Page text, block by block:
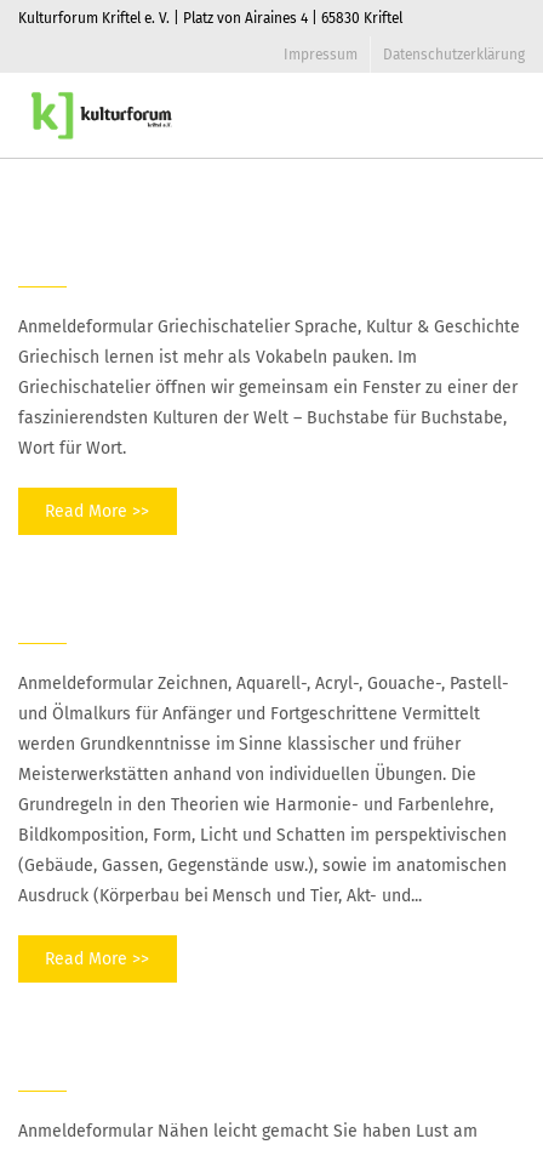
Kulturforum Kriftel e. V. | Platz von Airaines 4 | 65830 Kriftel
Impressum Datenschutzerklärung
Anmeldeformular Griechischatelier Sprache, Kultur & Geschichte
Griechisch lernen ist mehr als Vokabeln pauken. Im
Griechischatelier öffnen wir gemeinsam ein Fenster zu einer der
faszinierendsten Kulturen der Welt – Buchstabe für Buchstabe,
Wort für Wort.
Read More >>
Anmeldeformular Zeichnen, Aquarell-, Acryl-, Gouache-, Pastell-
und Ölmalkurs für Anfänger und Fortgeschrittene Vermittelt
werden Grundkenntnisse im Sinne klassischer und früher
Meisterwerkstätten anhand von individuellen Übungen. Die
Grundregeln in den Theorien wie Harmonie- und Farbenlehre,
Bildkomposition, Form, Licht und Schatten im perspektivischen
(Gebäude, Gassen, Gegenstände usw.), sowie im anatomischen
Ausdruck (Körperbau bei Mensch und Tier, Akt- und...
Read More >>
Anmeldeformular Nähen leicht gemacht Sie haben Lust am